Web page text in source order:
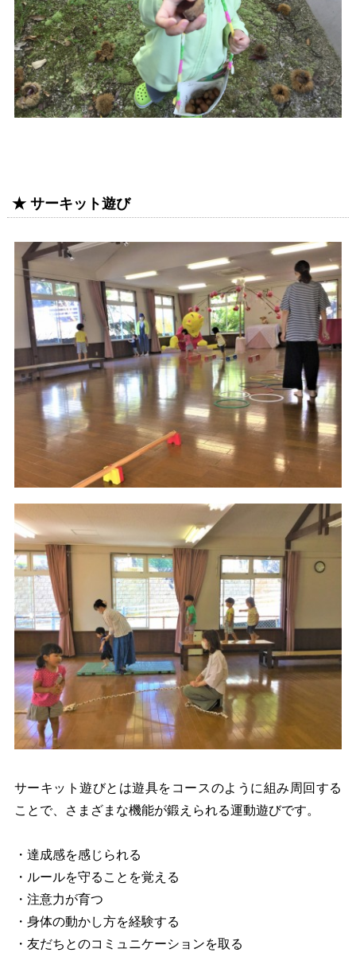
★ サーキット遊び
サーキット遊びとは遊具をコースのように組み周回する
ことで、さまざまな機能が鍛えられる運動遊びです。
・達成感を感じられる
・ルールを守ることを覚える
・注意力が育つ
・身体の動かし方を経験する
・友だちとのコミュニケーションを取る